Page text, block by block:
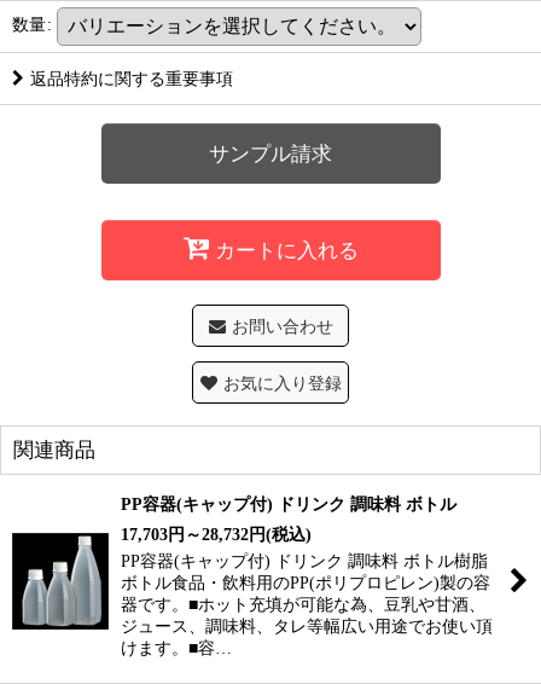
数量:
返品特約に関する重要事項
サンプル請求
カートに入れる
お問い合わせ
お気に入り登録
関連商品
PP容器(キャップ付) ドリンク 調味料 ボトル
17,703円 ～28,732円(税込)
PP容器(キャップ付) ドリンク 調味料 ボトル樹脂
ボトル食品・飲料用のPP(ポリプロピレン)製の容
器です。■ホット充填が可能な為、豆乳や甘酒、
ジュース、調味料、タレ等幅広い用途でお使い頂
けます。■容…